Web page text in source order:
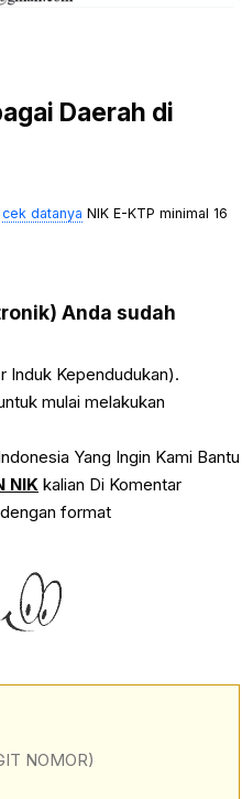
Daerah di
cek datanya NIK E-KTP minimal 16
Anda sudah
Induk Kependudukan).
mulai melakukan
Yang Ingin Kami Bantu
NIK kalian Di Komentar
dengan format
NOMOR)